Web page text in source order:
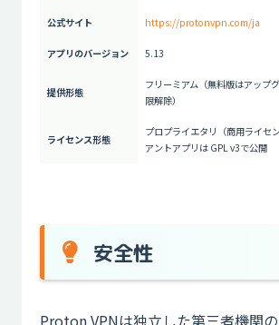
公式サイト https://protonvpn.com/ja
アプリのバージョン 5.13
提供形態
フリーミアム（無料版はアップ
限解除）
ライセンス形態
プロプライエタリ（商用ライセ
アントアプリは GPL v3で公開
安全性